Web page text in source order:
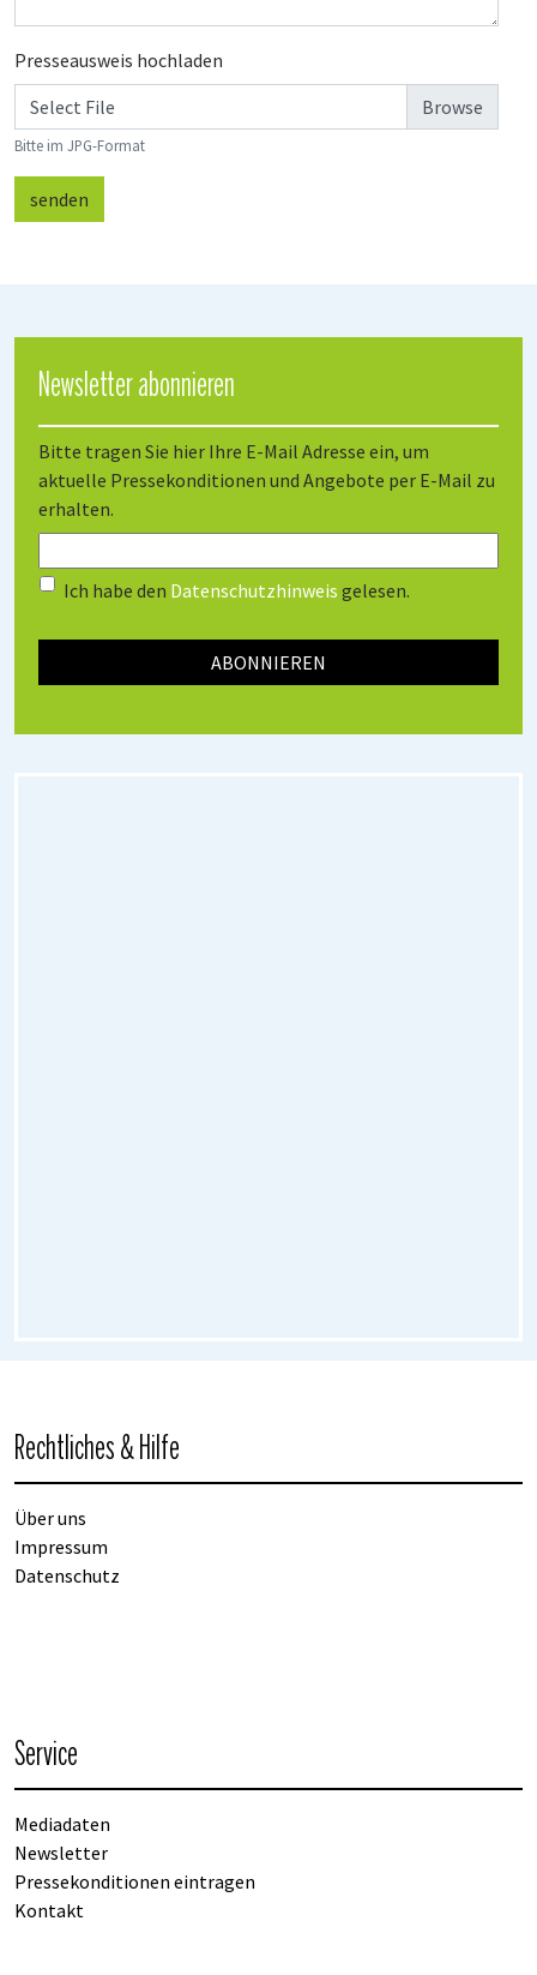
Presseausweis hochladen
Select File
Bitte im JPG-Format
senden
Newsletter abonnieren
Bitte tragen Sie hier Ihre E-Mail Adresse ein, um
aktuelle Pressekonditionen und Angebote per E-Mail zu
erhalten.
Ich habe den Datenschutzhinweis gelesen.
Rechtliches & Hilfe
Über uns
Impressum
Datenschutz
Service
Mediadaten
Newsletter
Pressekonditionen eintragen
Kontakt